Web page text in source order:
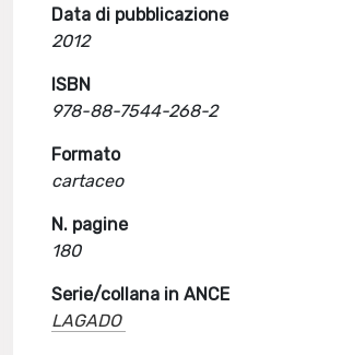
Data di pubblicazione
2012
ISBN
978-88-7544-268-2
Formato
cartaceo
N. pagine
180
Serie/collana in ANCE
LAGADO